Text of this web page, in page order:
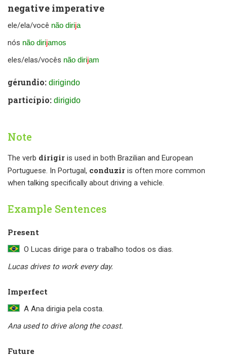
negative imperative
ele/ela/você não dirija
nós não dirijamos
eles/elas/vocês não dirijam
gérundio: dirigindo
particípio: dirigido
Note
The verb dirigir is used in both Brazilian and European
Portuguese. In Portugal, conduzir is often more common
when talking specifically about driving a vehicle.
Example Sentences
Present
O Lucas dirige para o trabalho todos os dias.
Lucas drives to work every day.
Imperfect
A Ana dirigia pela costa.
Ana used to drive along the coast.
Future